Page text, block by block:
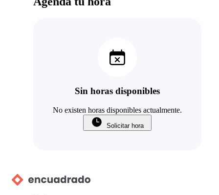
Sin horas disponibles
No existen horas disponibles actualmente.
Solicitar hora